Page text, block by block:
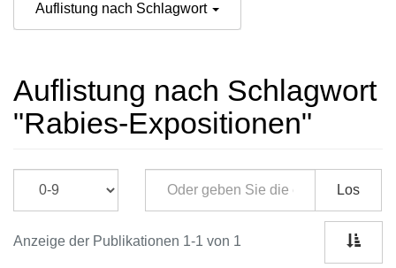
Auflistung nach Schlagwort
Auflistung nach Schlagwort
"Rabies-Expositionen"
Los
Anzeige der Publikationen 1-1 von 1